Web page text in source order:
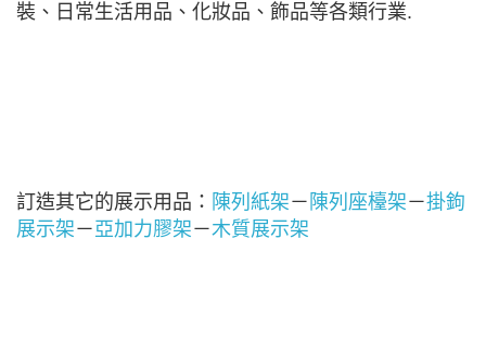
裝、日常生活用品、化妝品、飾品等各類行業.
訂造其它的展示用品： 陳列紙架－ 陳列座檯架－掛鉤
展示架－亞加力膠架－木質展示架